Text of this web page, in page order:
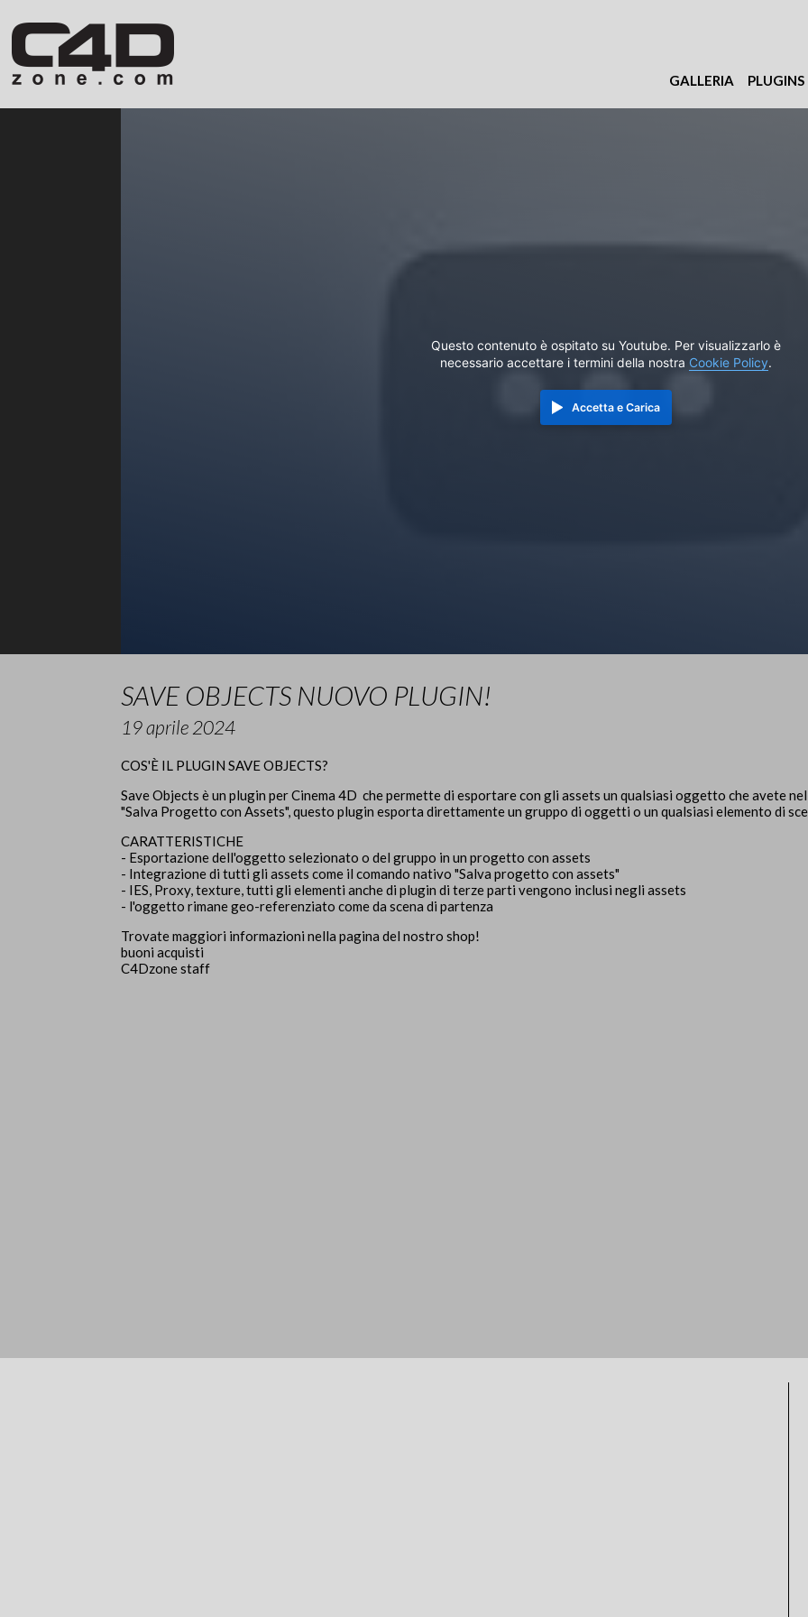
GALLERIA PLUGINS
Questo contenuto è ospitato su Youtube. Per visualizzarlo è
necessario accettare i termini della nostra Cookie Policy.
Accetta e Carica
SAVE OBJECTS NUOVO PLUGIN!
19 aprile 2024
COS'È IL PLUGIN SAVE OBJECTS?
Save Objects è un plugin per Cinema 4D che permette di esportare con gli assets un qualsiasi oggetto che avete
"Salva Progetto con Assets", questo plugin esporta direttamente un gruppo di oggetti o un qualsiasi elemento di
CARATTERISTICHE
- Esportazione dell'oggetto selezionato o del gruppo in un progetto con assets
- Integrazione di tutti gli assets come il comando nativo "Salva progetto con assets"
- IES, Proxy, texture, tutti gli elementi anche di plugin di terze parti vengono inclusi negli assets
- l'oggetto rimane geo-referenziato come da scena di partenza
Trovate maggiori informazioni nella pagina del nostro shop!
buoni acquisti
C4Dzone staff